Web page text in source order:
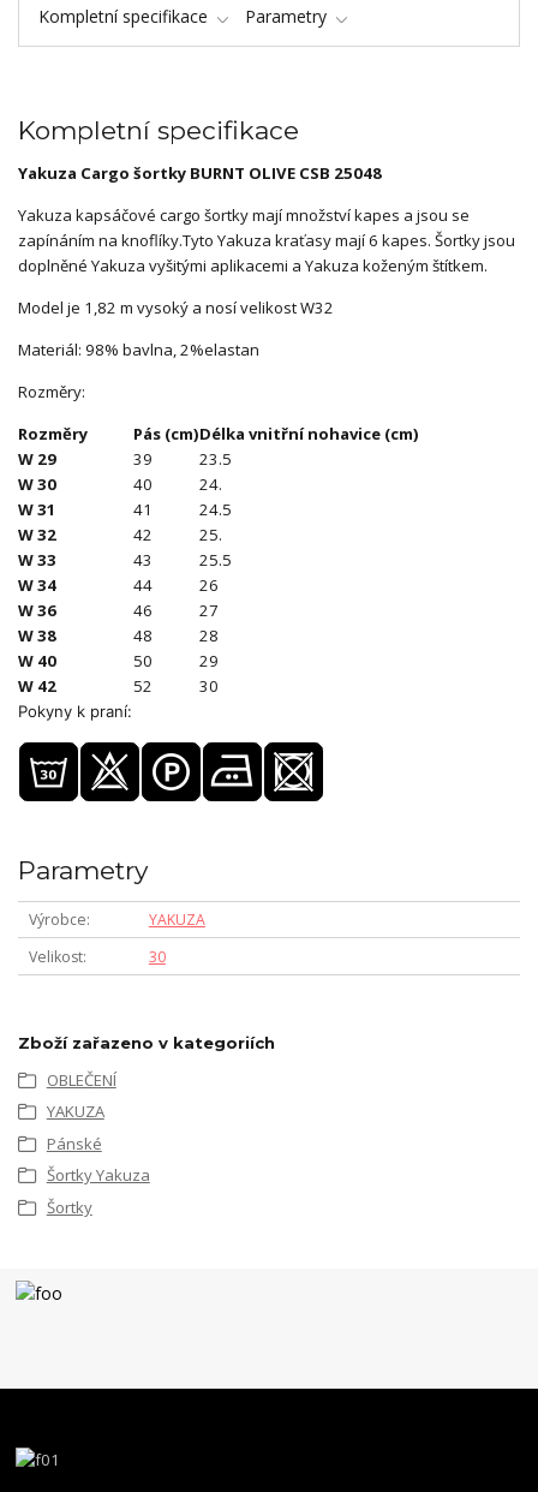
Kompletní specifikace Parametry
Kompletní specifikace
Yakuza Cargo šortky BURNT OLIVE CSB 25048
Yakuza kapsáčové cargo šortky mají množství kapes a jsou se
zapínáním na knoflíky.Tyto Yakuza kraťasy mají 6 kapes. Šortky jsou
doplněné Yakuza vyšitými aplikacemi a Yakuza koženým štítkem.
Model je 1,82 m vysoký a nosí velikost W32
Materiál: 98% bavlna, 2%elastan
Rozměry:
Rozměry
Pás (cm)Délka vnitřní nohavice (cm)
W 29
39
23.5
W 30
40
24.
W 31
41
24.5
W 32
42
25.
W 33
43
25.5
W 34
44
26
W 36
46
27
W 38
48
28
W 40
50
29
W 42
52 30
Pokyny k praní:
Parametry
Výrobce
YAKUZA
Velikost
30
Zboží zařazeno v kategoriích
OBLEČENÍ
YAKUZA
Pánské
Šortky Yakuza
Šortky